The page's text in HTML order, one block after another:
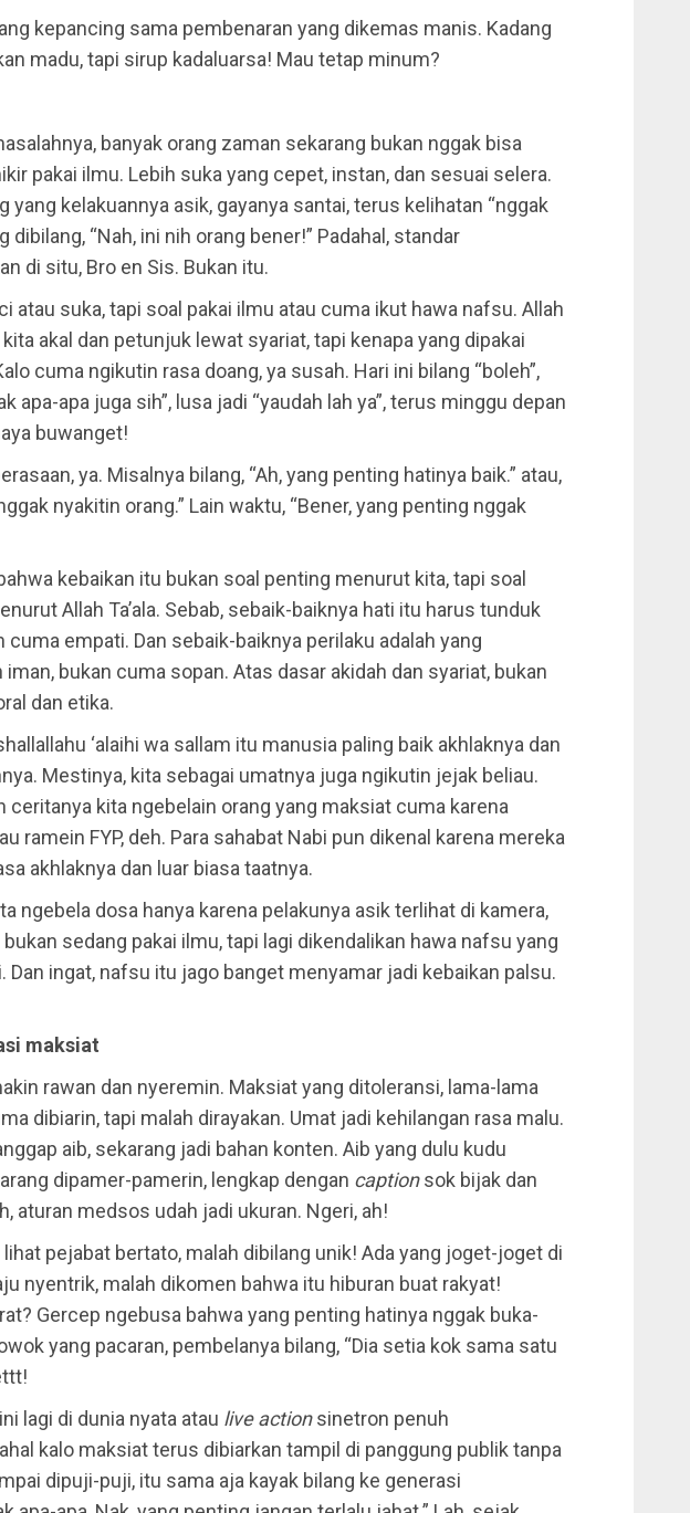
kepancing sama pembenaran yang dikemas manis. Kadang
madu, tapi sirup kadaluarsa! Mau tetap minum?
banyak orang zaman sekarang bukan nggak bisa
pakai ilmu. Lebih suka yang cepet, instan, dan sesuai selera.
yang kelakuannya asik, gayanya santai, terus kelihatan “nggak
dibilang, “Nah, ini nih orang bener!” Padahal, standar
di situ, Bro en Sis. Bukan itu.
atau suka, tapi soal pakai ilmu atau cuma ikut hawa nafsu. Allah
kita akal dan petunjuk lewat syariat, tapi kenapa yang dipakai
cuma ngikutin rasa doang, ya susah. Hari ini bilang “boleh”,
apa-apa juga sih”, lusa jadi “yaudah lah ya”, terus minggu depan
buwanget!
ya. Misalnya bilang, “Ah, yang penting hatinya baik.” atau,
nyakitin orang.” Lain waktu, “Bener, yang penting nggak
kebaikan itu bukan soal penting menurut kita, tapi soal
Allah Ta’ala. Sebab, sebaik-baiknya hati itu harus tunduk
cuma empati. Dan sebaik-baiknya perilaku adalah yang
bukan cuma sopan. Atas dasar akidah dan syariat, bukan
dan etika.
‘alaihi wa sallam itu manusia paling baik akhlaknya dan
Mestinya, kita sebagai umatnya juga ngikutin jejak beliau.
ceritanya kita ngebelain orang yang maksiat cuma karena
ramein FYP, deh. Para sahabat Nabi pun dikenal karena mereka
akhlaknya dan luar biasa taatnya.
ngebela dosa hanya karena pelakunya asik terlihat di kamera,
sedang pakai ilmu, tapi lagi dikendalikan hawa nafsu yang
Dan ingat, nafsu itu jago banget menyamar jadi kebaikan palsu.
maksiat
rawan dan nyeremin. Maksiat yang ditoleransi, lama-lama
dibiarin, tapi malah dirayakan. Umat jadi kehilangan rasa malu.
aib, sekarang jadi bahan konten. Aib yang dulu kudu
dipamer-pamerin, lengkap dengan captionsok bijak dan
aturan medsos udah jadi ukuran. Ngeri, ah!
lihat pejabat bertato, malah dibilang unik! Ada yang joget-joget di
nyentrik, malah dikomen bahwa itu hiburan buat rakyat!
Gercep ngebusa bahwa yang penting hatinya nggak buka-
yang pacaran, pembelanya bilang, “Dia setia kok sama satu
lagi di dunia nyata atau live actionsinetron penuh
kalo maksiat terus dibiarkan tampil di panggung publik tanpa
dipuji-puji, itu sama aja kayak bilang ke generasi